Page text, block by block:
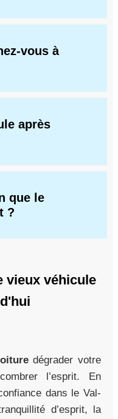
vous à
après
que le
?
vieux véhicule
dégrader votre
l’esprit. En
dans le Val-
d’esprit, la